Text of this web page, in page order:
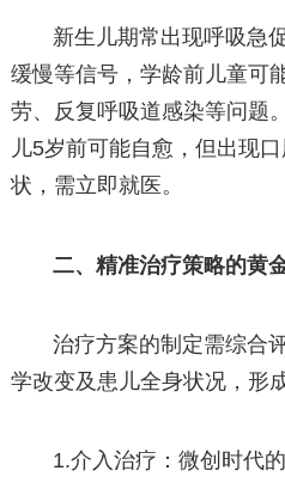
新生儿期常出现呼吸急
缓慢等信号，学龄前儿童可
劳、反复呼吸道感染等问题
儿5岁前可能自愈，但出现
状，需立即就医。
二、精准治疗策略的黄
治疗方案的制定需综合
学改变及患儿全身状况，形
1.介入治疗：微创时代